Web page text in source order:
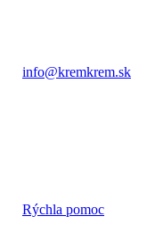
info@kremkrem.sk
Rýchla pomoc